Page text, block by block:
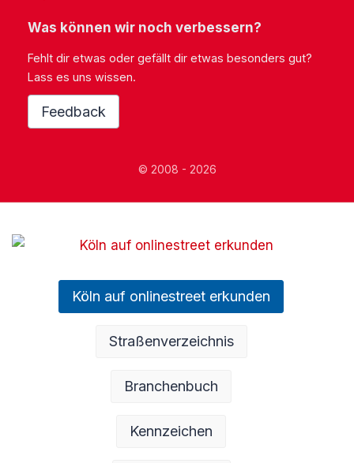
Was können wir noch verbessern?
Fehlt dir etwas oder gefällt dir etwas besonders gut?
Lass es uns wissen.
Feedback
© 2008 - 2026
Köln auf onlinestreet erkunden
Straßenverzeichnis
Branchenbuch
Kennzeichen